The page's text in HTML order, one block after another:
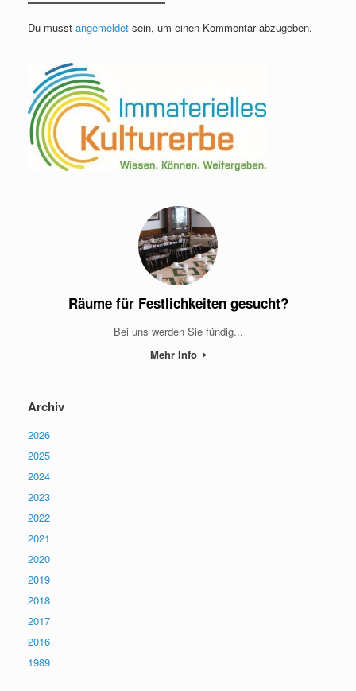
Du musst angemeldet sein, um einen Kommentar abzugeben.
Räume für Festlichkeiten gesucht?
Bei uns werden Sie fündig...
Mehr Info
Archiv
2026
2025
2024
2023
2022
2021
2020
2019
2018
2017
2016
1989